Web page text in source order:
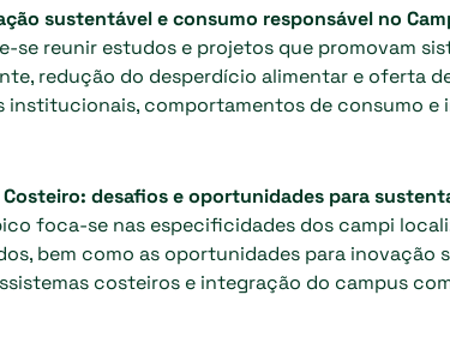
sustentável e consumo responsável no
se reunir estudos e projetos que promovam
redução do desperdício alimentar e oferta
institucionais, comportamentos de consumo e
Costeiro: desafios e oportunidades para
foca-se nas especificidades dos campi
bem como as oportunidades para
costeiros e integração do campus